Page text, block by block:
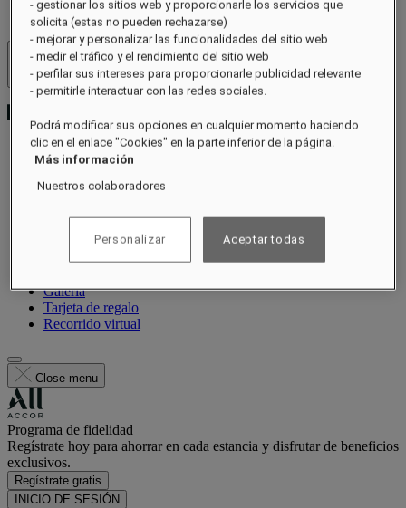
Hoteles y resorts
Abrir menú
Habitaciones y suites
Experiencias
Ocasiones
Galería
Tarjeta de regalo
Recorrido virtual
Close menu
Programa de fidelidad
Regístrate hoy para ahorrar en cada estancia y disfrutar de beneficios
exclusivos.
Regístrate gratis
INICIO DE SESIÓN
- gestionar los sitios web y proporcionarle los servicios que
solicita (estas no pueden rechazarse)
- mejorar y personalizar las funcionalidades del sitio web
- medir el tráfico y el rendimiento del sitio web
- perfilar sus intereses para proporcionarle publicidad relevante
- permitirle interactuar con las redes sociales.
Podrá modificar sus opciones en cualquier momento haciendo
clic en el enlace "Cookies" en la parte inferior de la página.
Más información
Nuestros colaboradores
Personalizar Aceptar todas